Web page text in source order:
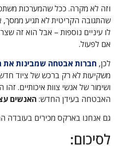
וזה לא מקרה. ככל שהמערכות
שהתגובה הקריטית לא תגיע ממסך,
לו עיניים נוספות – אבל הוא זה
אם לפעול.
לכן, חברות אבטחה שמבינות את
משקיעות לא רק ברכש של ציוד
ושימור של אנשי צוות איכותיים.
האבטחה בעידן החדש: האנשים
גם אנחנו בארקס מכירים בעובדה
לסיכום: